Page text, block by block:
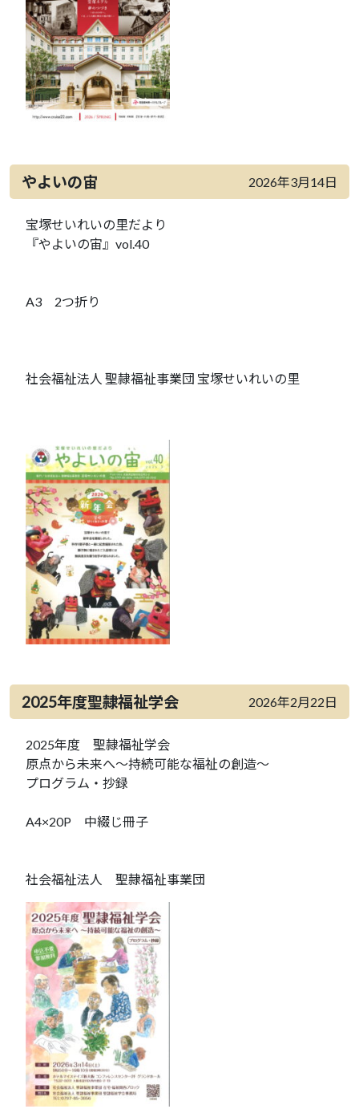
やよいの宙 2026年3月14日
宝塚せいれいの里だより
『やよいの宙』vol.40
A3 2つ折り
社会福祉法人 聖隷福祉事業団 宝塚せいれいの里
2025年度聖隷福祉学会 2026年2月22日
2025年度 聖隷福祉学会
原点から未来へ～持続可能な福祉の創造～
プログラム・抄録
A4×20P 中綴じ冊子
社会福祉法人 聖隷福祉事業団